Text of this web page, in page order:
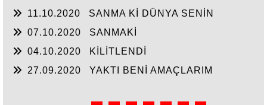
11.10.2020
SANMA Kİ DÜNYA SENİN
07.10.2020
SANMAKİ
04.10.2020
KİLİTLENDİ
27.09.2020
YAKTI BENİ AMAÇLARIM